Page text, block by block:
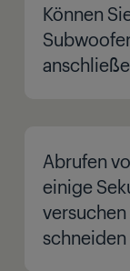
Können
Abrufen
einige
versuchen